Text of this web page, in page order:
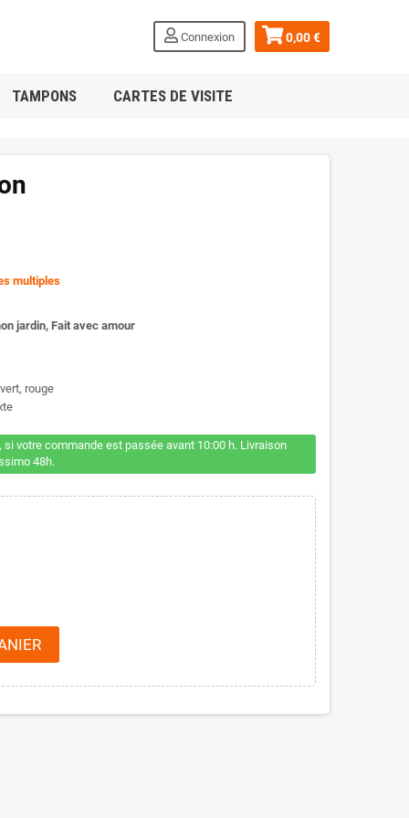
0,00 €
Connexion
TAMPONS CARTES DE VISITE
multiples
jardin, Fait avec amour
rouge
votre commande est passée avant 10:00 h. Livraison
48h.